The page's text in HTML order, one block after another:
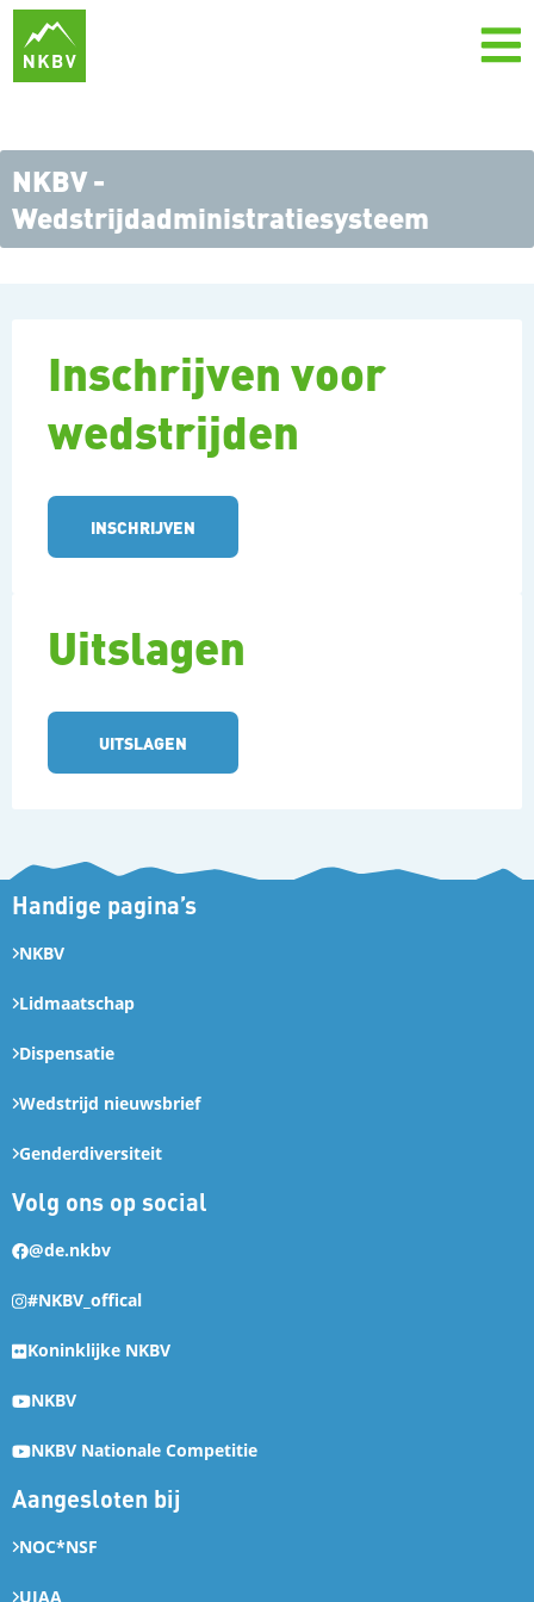
NKBV -
Wedstrijdadministratiesysteem
Inschrijven voor
wedstrijden
INSCHRIJVEN
Uitslagen
UITSLAGEN
Handige pagina’s
NKBV
Lidmaatschap
Dispensatie
Wedstrijd nieuwsbrief
Genderdiversiteit
Volg ons op social
@de.nkbv
#NKBV_offical
Koninklijke NKBV
NKBV
NKBV Nationale Competitie
Aangesloten bij
NOC*NSF
UIAA